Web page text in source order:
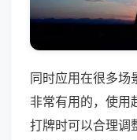
同时应用在很多场
非常有用的，使用
打牌时可以合理调